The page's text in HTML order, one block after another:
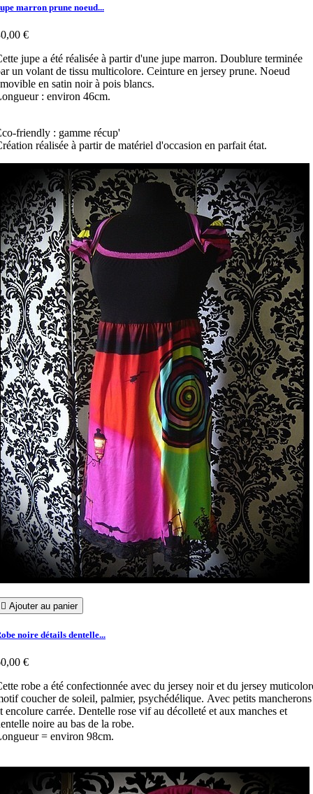
marron prune noeud...
€
jupe a été réalisée à partir d'une jupe marron. Doublure terminée
un volant de tissu multicolore. Ceinture en jersey prune. Noeud
en satin noir à pois blancs.
: environ 46cm.
friendly : gamme récup'
réalisée à partir de matériel d'occasion en parfait état.
 Ajouter au panier
noire détails dentelle...
€
robe a été confectionnée avec du jersey noir et du jersey
coucher de soleil, palmier, psychédélique. Avec petits mancherons
encolure carrée. Dentelle rose vif au décolleté et aux manches et
noire au bas de la robe.
= environ 98cm.